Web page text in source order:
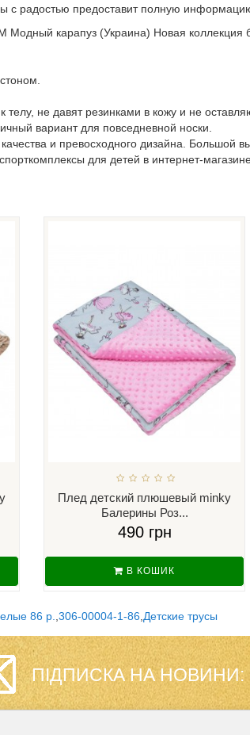
с радостью предоставит полную
Модный карапуз (Украина) Новая
телу, не давят резинками в кожу и не
вариант для повседневной носки.
и превосходного дизайна.
для детей в интернет-
Плед детский плюшевый minky
Балерины Роз...
490 грн
В КОШИК
86 р. 306-00004-1-86 Детские трусы
ПІДПИСКА НА НОВИНИ: